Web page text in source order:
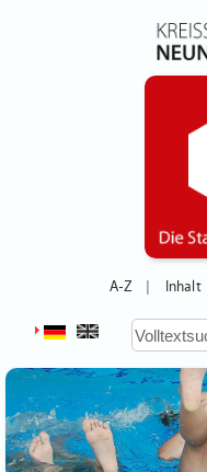
A-Z Inhalt